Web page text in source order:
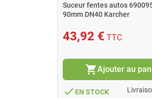
Suceur fentes autos
90mm DN40 Karcher
43,92 € TTC
shopping_cartAjouter au
done EN STOCK